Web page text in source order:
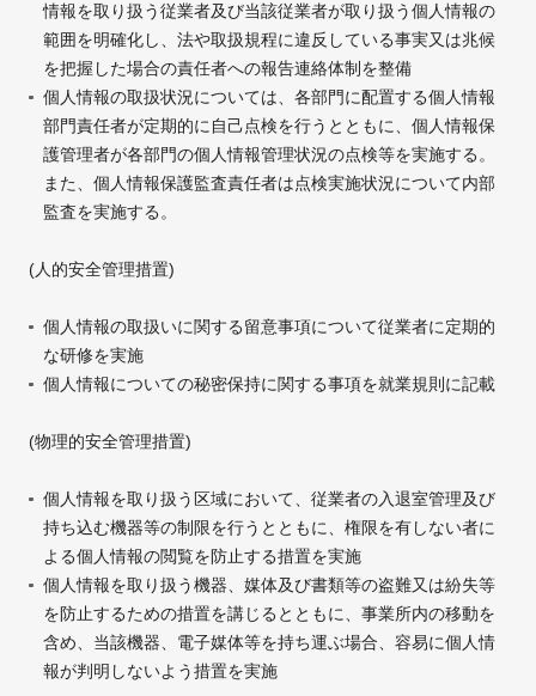
情報を取り扱う従業者及び当該従業者が取り扱う個人情報の
範囲を明確化し、法や取扱規程に違反している事実又は兆候
を把握した場合の責任者への報告連絡体制を整備
個人情報の取扱状況については、各部門に配置する個人情報
部門責任者が定期的に自己点検を行うとともに、個人情報保
護管理者が各部門の個人情報管理状況の点検等を実施する。
また、個人情報保護監査責任者は点検実施状況について内部
監査を実施する。
(人的安全管理措置)
個人情報の取扱いに関する留意事項について従業者に定期的
な研修を実施
個人情報についての秘密保持に関する事項を就業規則に記載
(物理的安全管理措置)
個人情報を取り扱う区域において、従業者の入退室管理及び
持ち込む機器等の制限を行うとともに、権限を有しない者に
よる個人情報の閲覧を防止する措置を実施
個人情報を取り扱う機器、媒体及び書類等の盗難又は紛失等
を防止するための措置を講じるとともに、事業所内の移動を
含め、当該機器、電子媒体等を持ち運ぶ場合、容易に個人情
報が判明しないよう措置を実施